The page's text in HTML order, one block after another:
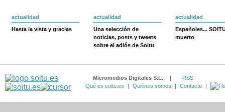
actualidad
Hasta la vista y gracias
actualidad
Una selección de
noticias, posts y tweets
sobre el adiós de Soitu
actualidad
Españoles...
muerto
Micromedios Digitales S.L. |
RSS
Qué es soitu.es
| Quiénes somos | Contacto |